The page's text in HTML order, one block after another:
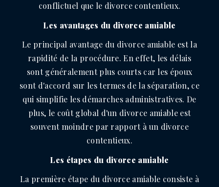
conflictuel que le divorce contentieux.
Les avantages du divorce amiable
Le principal avantage du divorce amiable est la
rapidité de la procédure. En effet, les délais
sont généralement plus courts car les époux
sont d'accord sur les termes de la séparation, ce
qui simplifie les démarches administratives. De
plus, le coût global d'un divorce amiable est
souvent moindre par rapport à un divorce
contentieux.
Les étapes du divorce amiable
La première étape du divorce amiable consiste à